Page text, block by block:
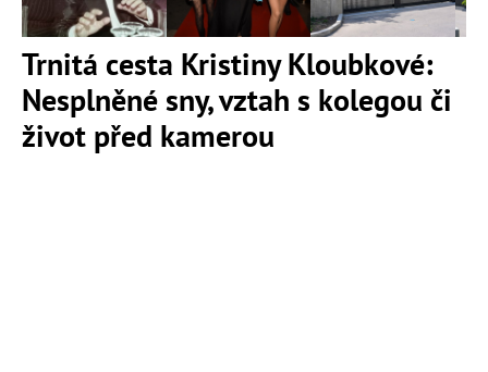
Trnitá cesta Kristiny Kloubkové:
Nesplněné sny, vztah s kolegou či
život před kamerou